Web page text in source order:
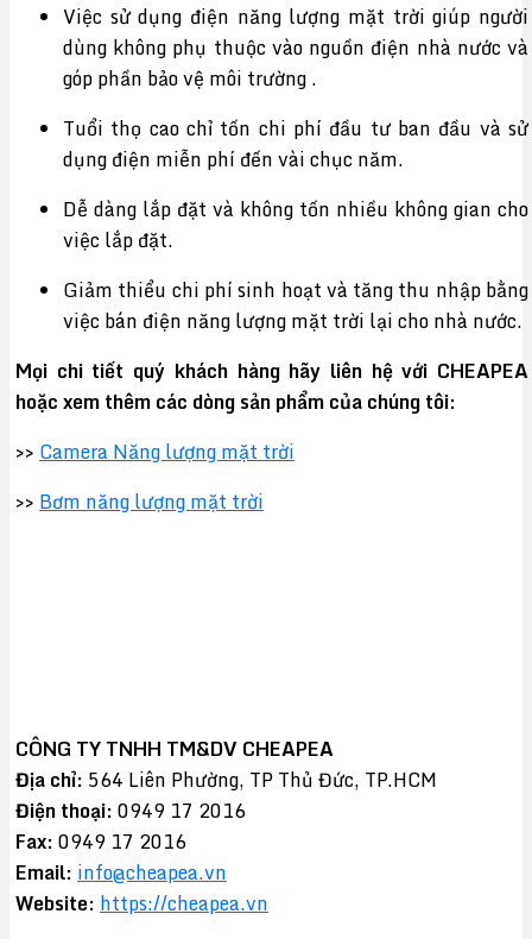
Việc sử dụng điện năng lượng mặt trời giúp người
dùng không phụ thuộc vào nguồn điện nhà nước và
góp phần bảo vệ môi trường .
Tuổi thọ cao chỉ tốn chi phí đầu tư ban đầu và sử
dụng điện miễn phí đến vài chục năm.
Dễ dàng lắp đặt và không tốn nhiều không gian cho
việc lắp đặt.
Giảm thiểu chi phí sinh hoạt và tăng thu nhập bằng
việc bán điện năng lượng mặt trời lại cho nhà nước.
Mọi chi tiết quý khách hàng hãy liên hệ với CHEAPEA
hoặc xem thêm các dòng sản phẩm của chúng tôi:
>> Camera Năng lượng mặt trời
>> Bơm năng lượng mặt trời
CÔNG TY TNHH TM&DV CHEAPEA
Địa chỉ: 564 Liên Phường, TP Thủ Đức, TP.HCM
Điện thoại:0949 17 2016
Fax:0949 17 2016
Email: info@cheapea.vn
Website: https://cheapea.vn